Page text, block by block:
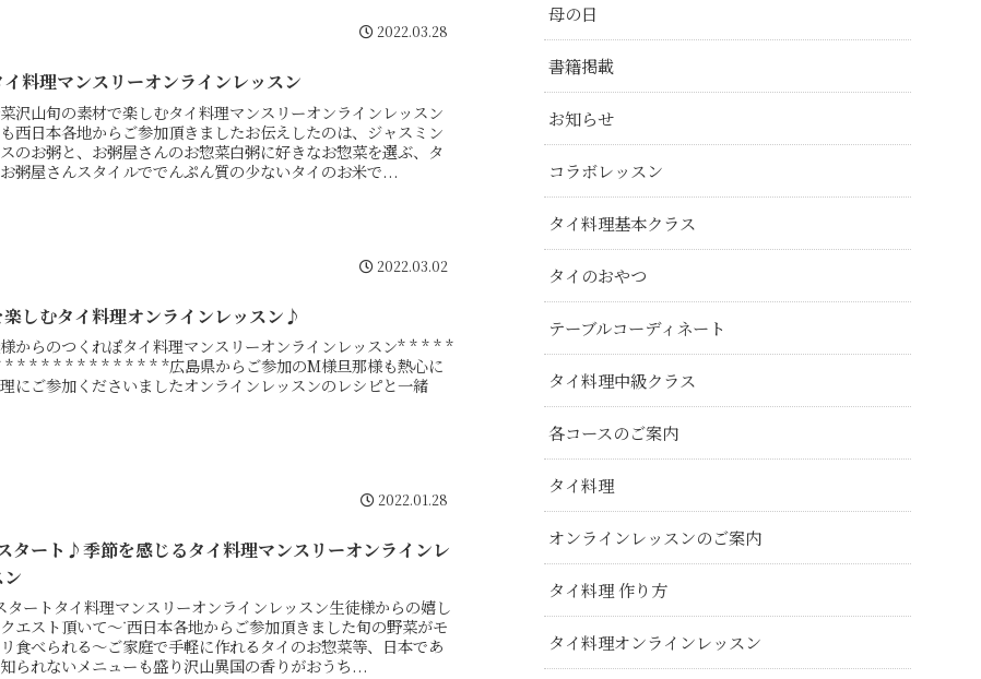
2022.03.28
イ料理マンスリーオンラインレッスン
沢山旬の素材で楽しむタイ料理マンスリーオンラインレッスン
西日本各地からご参加頂きましたお伝えしたのは、ジャスミン
のお粥と、お粥屋さんのお惣菜白粥に好きなお惣菜を選ぶ、タ
粥屋さんスタイルででんぷん質の少ないタイのお米で...
2022.03.02
楽しむタイ料理オンラインレッスン♪
からのつくれぽタイ料理マンスリーオンラインレッスン* * * * *
* * * * * * * * * * * * *広島県からご参加のM様旦那様も熱心に
にご参加くださいましたオンラインレッスンのレシピと一緒
2022.01.28
タート♪季節を感じるタイ料理マンスリーオンラインレ
ン
タートタイ料理マンスリーオンラインレッスン生徒様からの嬉し
エスト頂いて〜ᐝ西日本各地からご参加頂きました旬の野菜がモ
食べられる～ご家庭で手軽に作れるタイのお惣菜等、日本であ
られないメニューも盛り沢山異国の香りがおうち...
母の日
書籍掲載
お知らせ
コラボレッスン
タイ料理基本クラス
タイのおやつ
テーブルコーディネート
タイ料理中級クラス
各コースのご案内
タイ料理
オンラインレッスンのご案内
タイ料理 作り方
タイ料理オンラインレッスン